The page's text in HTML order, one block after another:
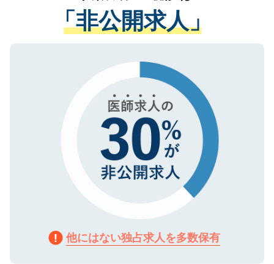
管理基準を満たした事業者のみに付与され
る、プライバシーマークを取得済みです。
で、機密保持に関してもご安心ください。
させていただきます。すぐにご転職をされ
ない方には、長期的なサポートが可能です
ので、まずはご登録ください。
「非公開求人」
他にはない独占求人を多数保有